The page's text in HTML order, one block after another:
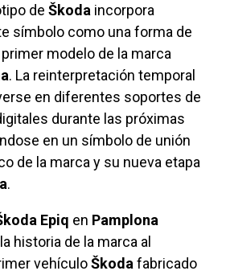
de Škoda incorpora
símbolo como una forma de
modelo de la marca
. La reinterpretación temporal
en diferentes soportes de
durante las próximas
en un símbolo de unión
de la marca y su nueva etapa
.
Epiq en Pamplona
historia de la marca al
vehículoŠkoda fabricado